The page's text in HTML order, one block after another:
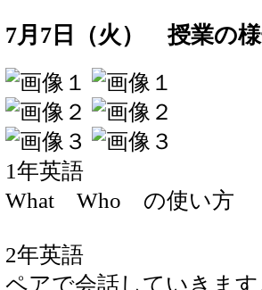
7月7日（火） 授業の
1年英語
What Who の使い方
2年英語
ペアで会話していきま